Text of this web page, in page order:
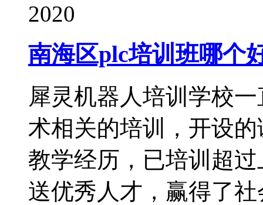
2020
南海区plc培训班哪个
犀灵机器人培训学校
术相关的培训，开设
教学经历，已培训超
送优秀人才，赢得了